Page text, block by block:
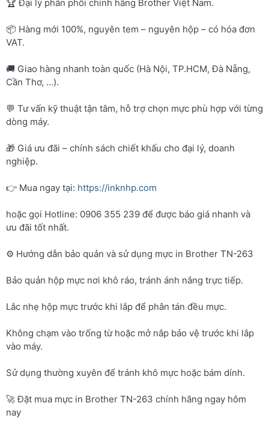
🏆 Đại lý phân phối chính hãng Brother Việt Nam.
📦 Hàng mới 100%, nguyên tem – nguyên hộp – có hóa đơn
VAT.
🚚 Giao hàng nhanh toàn quốc (Hà Nội, TP.HCM, Đà Nẵng,
Cần Thơ, …).
💬 Tư vấn kỹ thuật tận tâm, hỗ trợ chọn mực phù hợp với từng
dòng máy.
🎁 Giá ưu đãi – chính sách chiết khấu cho đại lý, doanh
nghiệp.
👉 Mua ngay tại: https://inknhp.com
hoặc gọi Hotline: 0906 355 239 để được báo giá nhanh và
ưu đãi tốt nhất.
⚙️ Hướng dẫn bảo quản và sử dụng mực in Brother TN-263
Bảo quản hộp mực nơi khô ráo, tránh ánh nắng trực tiếp.
Lắc nhẹ hộp mực trước khi lắp để phân tán đều mực.
Không chạm vào trống từ hoặc mở nắp bảo vệ trước khi lắp
vào máy.
Sử dụng thường xuyên để tránh khô mực hoặc bám dính.
🚀 Đặt mua mực in Brother TN-263 chính hãng ngay hôm
nay